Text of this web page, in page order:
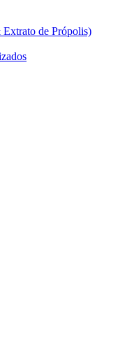
de Própolis)